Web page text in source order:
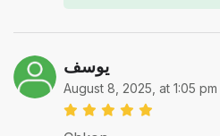
يوسف
August 8, 2025, at 1:05 pm